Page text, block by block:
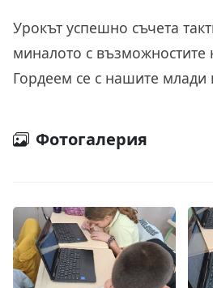
Урокът успешно съчета
миналото с
Гордеем се с нашите млади
Фотогалерия